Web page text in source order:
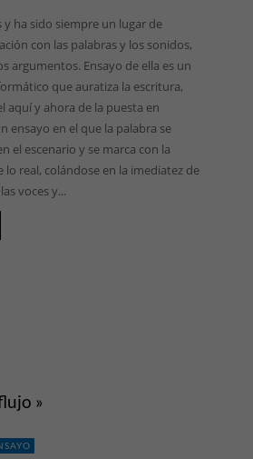
y ha sido siempre un lugar de
con las palabras y los sonidos,
argumentos. Ensayo de ella es un
que auratiza la escritura,
aquí y ahora de la puesta en
ensayo en el que la palabra se
el escenario y se marca con la
lo real, colándose en la imediatez de
voces y...
»